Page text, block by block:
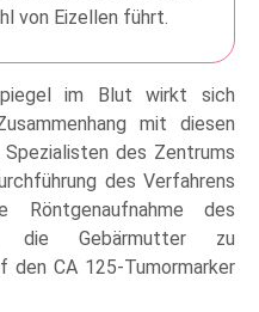
von Eizellen führt.
im Blut wirkt sich
mit diesen
des Zentrums
des Verfahrens
Röntgenaufnahme des
die Gebärmutter zu
den CA 125-Tumormarker